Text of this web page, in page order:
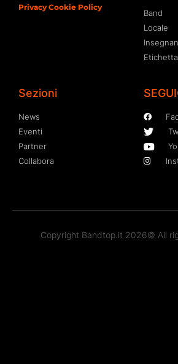
Privacy Cookie Policy
Band
Locale
Etichetta
Sezioni
News
Eventi
Partner
Collabora
Copyright Bandtop.it 2026© All